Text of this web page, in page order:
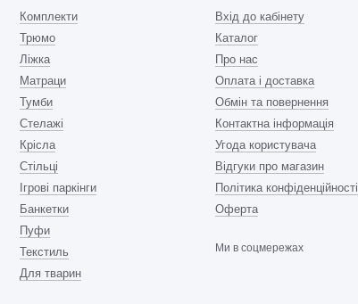
Комплекти
Трюмо
Ліжка
Матраци
Тумби
Стелажі
Крісла
Стільці
Ігрові паркінги
Банкетки
Пуфи
Текстиль
Для тварин
Вхід до кабінету
Каталог
Про нас
Оплата і доставка
Обмін та повернення
Контактна інформація
Угода користувача
Відгуки про магазин
Політика конфіденційності
Оферта
Ми в соцмережах